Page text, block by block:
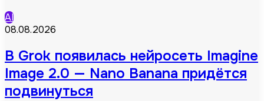
AI
08.08.2026
В Grok появилась нейросеть Imagine
Image 2.0 — Nano Banana придётся
подвинуться